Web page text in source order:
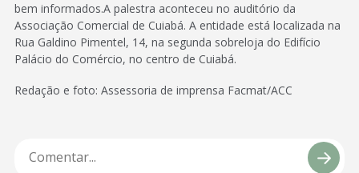
bem informados.A palestra aconteceu no auditório da
Associação Comercial de Cuiabá. A entidade está localizada na
Rua Galdino Pimentel, 14, na segunda sobreloja do Edifício
Palácio do Comércio, no centro de Cuiabá.
Redação e foto: Assessoria de imprensa Facmat/ACC